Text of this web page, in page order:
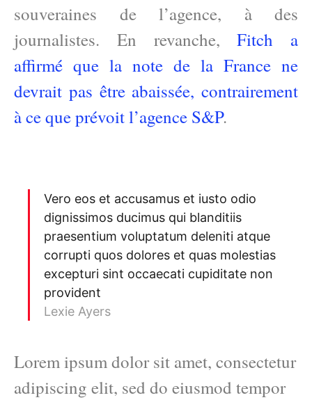
souveraines de l’agence, à des
journalistes. En revanche,Fitch a
affirmé que la note de la France ne
devrait pas être abaissée, contrairement
à ce que prévoit l’agence S&P.
Vero eos et accusamus et iusto odio
dignissimos ducimus qui blanditiis
praesentium voluptatum deleniti atque
corrupti quos dolores et quas molestias
excepturi sint occaecati cupiditate non
provident
Lexie Ayers
Lorem ipsum dolor sit amet, consectetur
adipiscing elit, sed do eiusmod tempor